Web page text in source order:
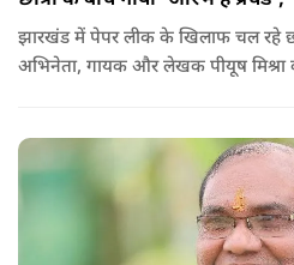
झारखंड में पेपर लीक के खिलाफ चल रहे
अभिनेता, गायक और लेखक पीयूष मिश्रा